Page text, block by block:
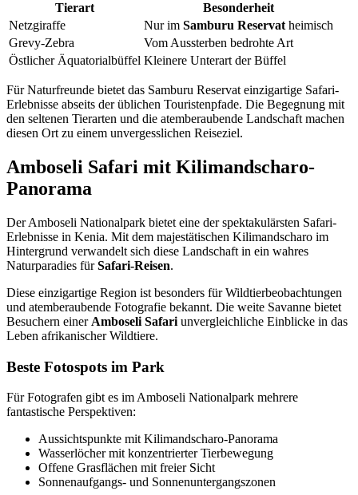
Tierart
Besonderheit
Netzgiraffe
Nur im Samburu Reservat heimisch
Grevy-Zebra
Vom Aussterben bedrohte Art
Östlicher Äquatorialbüffel Kleinere Unterart der Büffel
Für Naturfreunde bietet das Samburu Reservat einzigartige Safari-
Erlebnisse abseits der üblichen Touristenpfade. Die Begegnung mit
den seltenen Tierarten und die atemberaubende Landschaft machen
diesen Ort zu einem unvergesslichen Reiseziel.
Amboseli Safari mit Kilimandscharo-
Panorama
Der Amboseli Nationalpark bietet eine der spektakulärsten Safari-
Erlebnisse in Kenia. Mit dem majestätischen Kilimandscharo im
Hintergrund verwandelt sich diese Landschaft in ein wahres
Naturparadies fürSafari-Reisen.
Diese einzigartige Region ist besonders für Wildtierbeobachtungen
und atemberaubende Fotografie bekannt. Die weite Savanne bietet
Besuchern einer Amboseli Safari unvergleichliche Einblicke in das
Leben afrikanischer Wildtiere.
Beste Fotospots im Park
Für Fotografen gibt es im Amboseli Nationalpark mehrere
fantastische Perspektiven:
Aussichtspunkte mit Kilimandscharo-Panorama
Wasserlöcher mit konzentrierter Tierbewegung
Offene Grasflächen mit freier Sicht
Sonnenaufgangs- und Sonnenuntergangszonen